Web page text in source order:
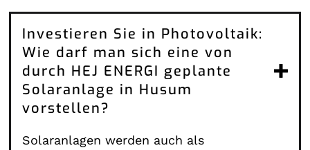
Investieren Sie in Photovoltaik:
Wie darf man sich eine von
durch HEJ ENERGI geplante
Solaranlage in Husum
vorstellen?
Solaranlagen werden auch als